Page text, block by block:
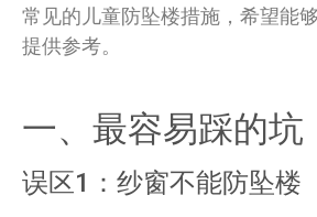
常见的儿童防坠楼措施，希望能
提供参考。
一、最容易踩的坑
误区1：纱窗不能防坠楼